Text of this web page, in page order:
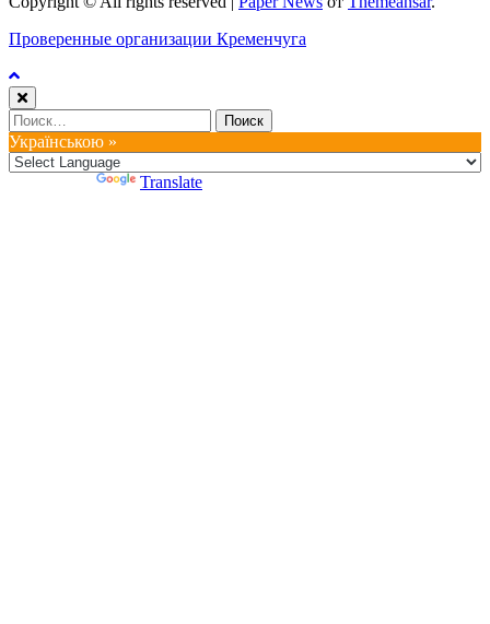
Проверенные организации Кременчуга
Найти:
Українською »
Translate